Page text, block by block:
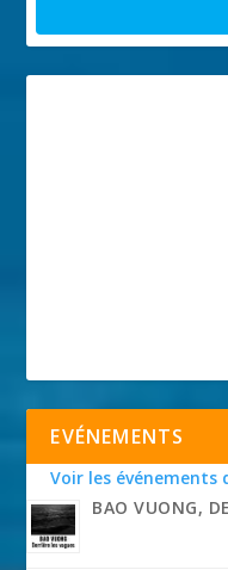
EVÉNEMENTS
Voir les événements
BAO VUONG,